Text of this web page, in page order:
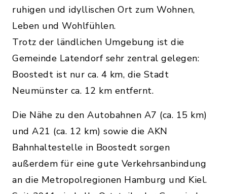
ruhigen und idyllischen Ort zum Wohnen,
Leben und Wohlfühlen.
Trotz der ländlichen Umgebung ist die
Gemeinde Latendorf sehr zentral gelegen:
Boostedt ist nur ca. 4 km, die Stadt
Neumünster ca. 12 km entfernt.
Die Nähe zu den Autobahnen A7 (ca. 15 km)
und A21 (ca. 12 km) sowie die AKN
Bahnhaltestelle in Boostedt sorgen
außerdem für eine gute Verkehrsanbindung
an die Metropolregionen Hamburg und Kiel.